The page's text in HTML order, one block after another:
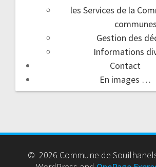
les Services de la
communes
Gestion des
Informations
Contact
En images …
© 2026 Commune de